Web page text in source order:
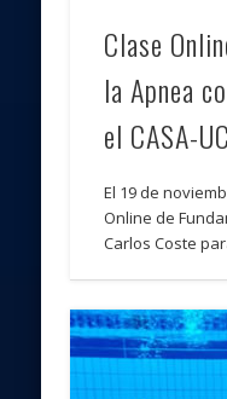
Clase
la Apnea
el CASA-
El 19 de
Online de
‪Carlos Coste